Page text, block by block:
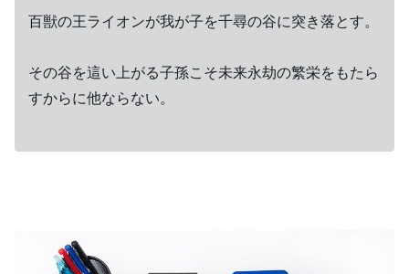
百獣の王ライオンが我が子を千尋の谷に突き落とす。
その谷を這い上がる子孫こそ未来永劫の繁栄をもたら
すからに他ならない。